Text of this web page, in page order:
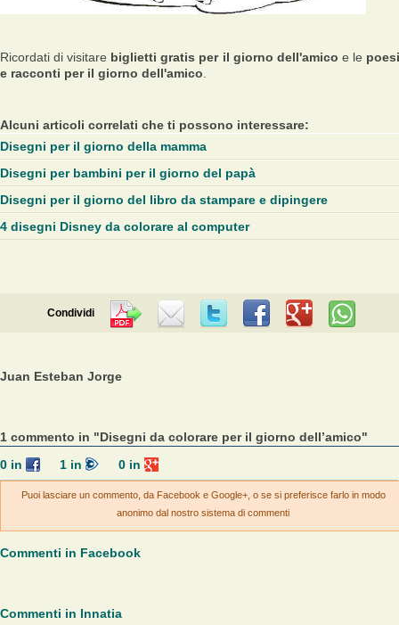
Ricordati di visitare biglietti gratis per il giorno dell'amico e le
e racconti per il giorno dell'amico
Alcuni articoli correlati che ti possono interessare:
Disegni per il giorno della mamma
Disegni per bambini per il giorno del papà
Disegni per il giorno del libro da stampare e dipingere
4 disegni Disney da colorare al computer
Condividi
Juan Esteban Jorge
1 commento in "Disegni da colorare per il giorno dell’amico"
0in 1in 0 in
Puoi lasciare un commento, da Facebook e Google+, o se si preferisce farlo in modo
anonimo dal nostro sistema di commenti
Commenti in Facebook
Commenti in Innatia